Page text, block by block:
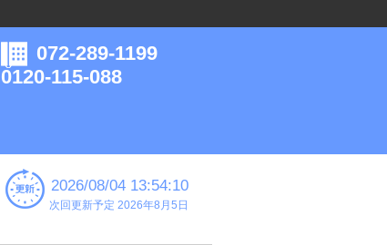
072-289-1199
0120-115-088
2026/08/04 13:54:10
次回更新予定 2026年8月5日